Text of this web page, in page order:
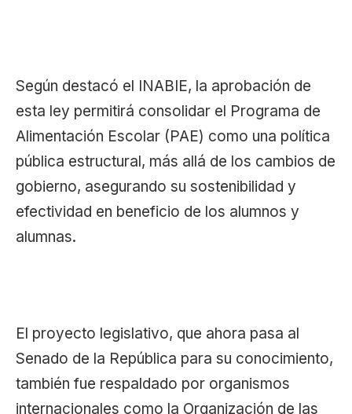
Según destacó el INABIE, la aprobación de
esta ley permitirá consolidar el Programa de
Alimentación Escolar (PAE) como una política
pública estructural, más allá de los cambios de
gobierno, asegurando su sostenibilidad y
efectividad en beneficio de los alumnos y
alumnas.
El proyecto legislativo, que ahora pasa al
Senado de la República para su conocimiento,
también fue respaldado por organismos
internacionales como la Organización de las